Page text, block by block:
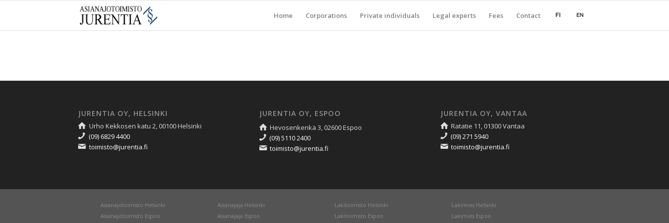
Home Corporations Private individuals Legal experts Fees Contact
JURENTIA OY, HELSINKI
Urho Kekkosen katu 2, 00100 Helsinki
(09) 6829 4400
toimisto@jurentia.fi
JURENTIA OY, ESPOO
Hevosenkenkä 3, 02600 Espoo
(09) 5110 2400
toimisto@jurentia.fi
JURENTIA OY, VANTAA
Ratatie 11, 01300 Vantaa
(09) 271 5940
toimisto@jurentia.fi
Asianajotoimisto Helsinki
Asianajotoimisto Espoo
Asianajaja Helsinki
Asianajaja Espoo
Lakitoimisto Helsinki
Lakitoimisto Espoo
Lakimies Helsinki
Lakimies Espoo